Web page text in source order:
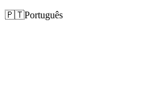
🇵🇹Português